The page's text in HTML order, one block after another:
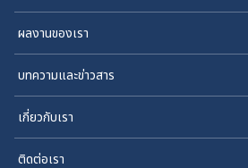
ผลงานของเรา
บทความและข่าวสาร
เกี่ยวกับเรา
ติดต่อเรา